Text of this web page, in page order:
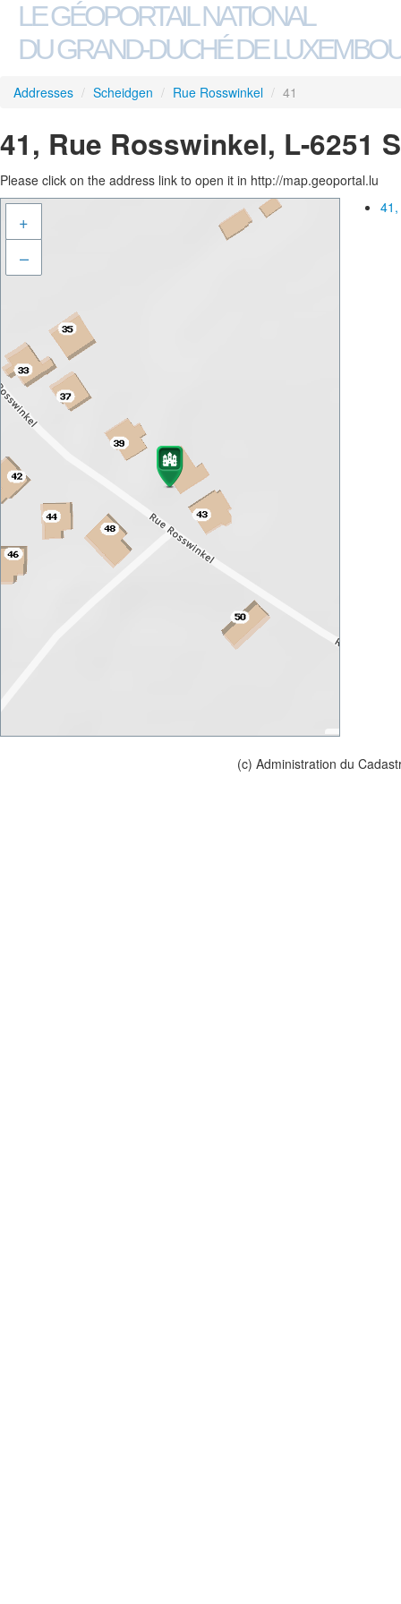
LE GÉOPORTAIL NATIONAL
DU GRAND-DUCHÉ DE
Addresses / Scheidgen / Rue Rosswinkel / 41
41, Rue Rosswinkel, L-6251
Please click on the address link to open it in http://map.geoportal.lu
+
–
(c) Administration du